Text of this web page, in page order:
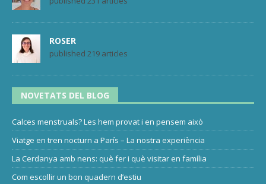
ROSER
published 219 articles
NOVETATS DEL BLOG
Calces menstruals? Les hem provat i en pensem això
Viatge en tren nocturn a París – La nostra experiència
La Cerdanya amb nens: què fer i què visitar en família
Com escollir un bon quadern d’estiu